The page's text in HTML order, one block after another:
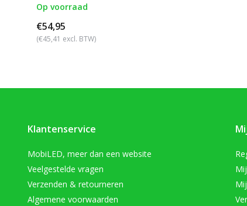
Op voorraad
€54,95
(€45,41 excl. BTW)
Klantenservice
MobiLED, meer dan een website
Veelgestelde vragen
Verzenden & retourneren
Algemene voorwaarden